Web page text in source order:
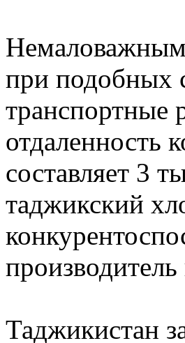
Немаловажным
при подобных
транспортные
отдаленность
составляет 3
таджикский
Таджикистан